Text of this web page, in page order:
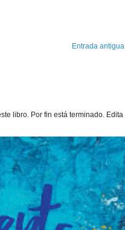
Entrada antigua
libro. Por fin está terminado. Edita